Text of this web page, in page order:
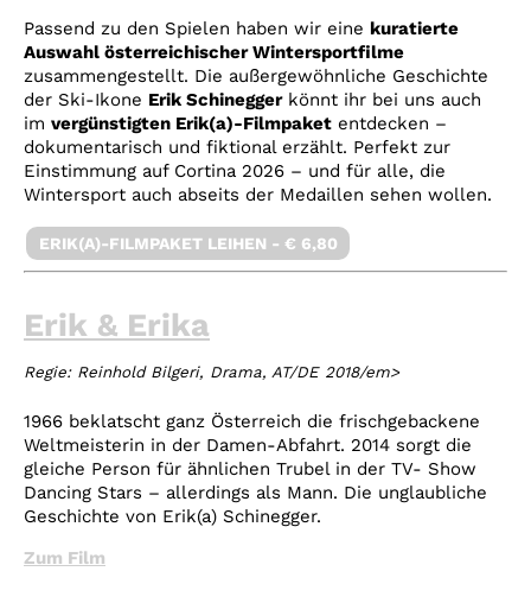
Passend zu den Spielen haben wir eine kuratierte
Auswahl österreichischer Wintersportfilme
zusammengestellt. Die außergewöhnliche Geschichte
der Ski-Ikone Erik Schineggerkönnt ihr bei uns auch
im vergünstigten Erik(a)-Filmpaket entdecken –
dokumentarisch und fiktional erzählt. Perfekt zur
Einstimmung auf Cortina 2026 – und für alle, die
Wintersport auch abseits der Medaillen sehen wollen.
ERIK(A)-FILMPAKET LEIHEN - € 6,80
Erik & Erika
Regie: Reinhold Bilgeri, Drama, AT/DE 2018/em>
1966 beklatscht ganz Österreich die frischgebackene
Weltmeisterin in der Damen-Abfahrt. 2014 sorgt die
gleiche Person für ähnlichen Trubel in der TV- Show
Dancing Stars – allerdings als Mann. Die unglaubliche
Geschichte von Erik(a) Schinegger.
Zum Film